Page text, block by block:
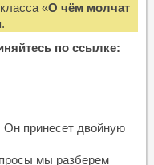
«О чём молчат
по ссылке:
Он принесет двойную
мы разберем